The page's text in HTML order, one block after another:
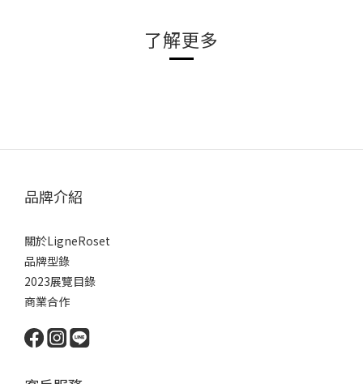
了解更多
品牌介紹
關於LigneRoset
品牌型錄
2023展覽目錄
商業合作